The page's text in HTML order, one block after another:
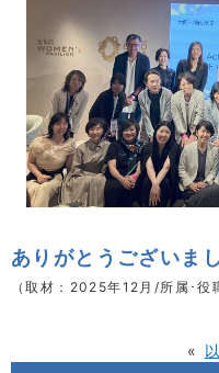
ありがとうございまし
（取材：2025年12月/所属･役
«